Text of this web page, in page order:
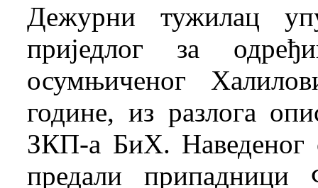
Дежурни тужилац
приједлог за
осумњиченог
године, из разлога
ЗКП-а БиХ. Наведеног
предали